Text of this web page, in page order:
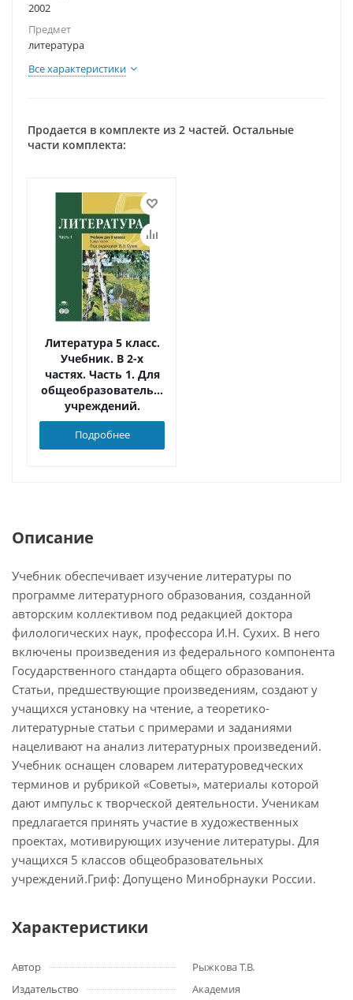
2002
Предмет
литература
Все характеристики
Продается в комплекте из 2 частей. Остальные
части комплекта:
Литература 5 класс.
Учебник. В 2-х
частях. Часть 1. Для
общеобразовательных
учреждений.
Основное общее
образование. Гриф
МО РФ. ФГОС
Подробнее
Описание
Учебник обеспечивает изучение литературы по
программе литературного образования, созданной
авторским коллективом под редакцией доктора
филологических наук, профессора И.Н. Сухих. В него
включены произведения из федерального компонента
Государственного стандарта общего образования.
Статьи, предшествующие произведениям, создают у
учащихся установку на чтение, а теоретико-
литературные статьи с примерами и заданиями
нацеливают на анализ литературных произведений.
Учебник оснащен словарем литературоведческих
терминов и рубрикой «Советы», материалы которой
дают импульс к творческой деятельности. Ученикам
предлагается принять участие в художественных
проектах, мотивирующих изучение литературы. Для
учащихся 5 классов общеобразовательных
учреждений.Гриф: Допущено Минобрнауки России.
Характеристики
Автор
Рыжкова Т.В.
Издательство
Академия